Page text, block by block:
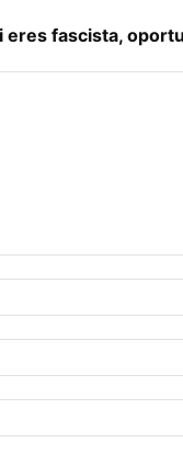
eres fascista,